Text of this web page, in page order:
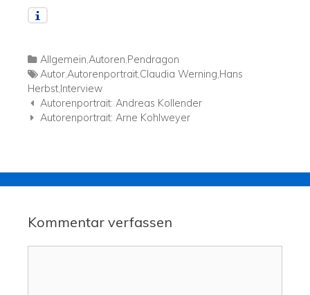
Allgemein,Autoren,Pendragon
Autor,Autorenportrait,Claudia Werning,Hans
Herbst,Interview
Navigation der Beiträge
Autorenportrait: Andreas Kollender
Autorenportrait: Arne Kohlweyer
Kommentar verfassen